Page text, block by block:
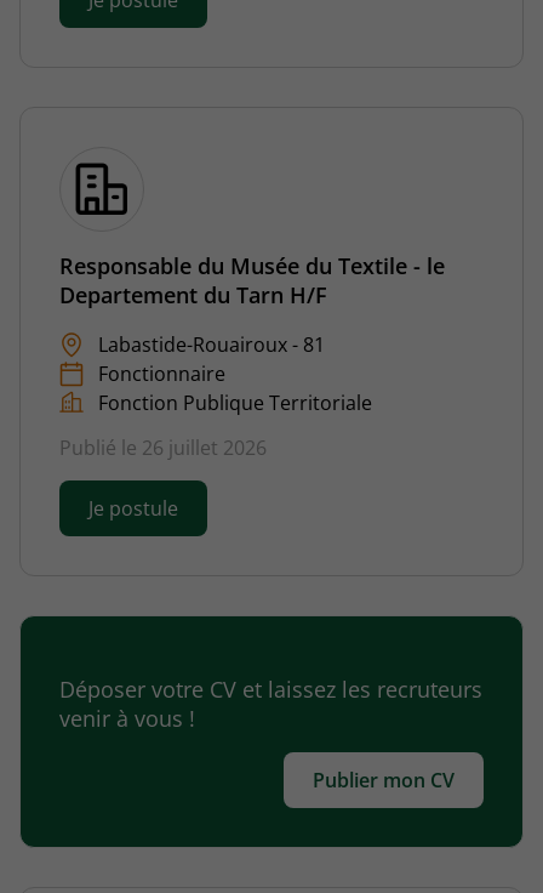
Responsable du Musée du Textile - le
Departement du Tarn H/F
Labastide-Rouairoux - 81
Fonctionnaire
Fonction Publique Territoriale
Publié le 26 juillet 2026
Je postule
Déposer votre CV et laissez les recruteurs
venir à vous !
Publier mon CV